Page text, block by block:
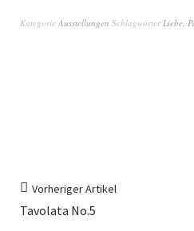
Kategorie Ausstellungen SchlagwörterLiebe,
Vorheriger Artikel
Tavolata No.5